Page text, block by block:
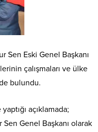
Sen Eski Genel Başkanı
çalışmaları ve ülke
bulundu.
açıklamada;
Sen Genel Başkanı olarak